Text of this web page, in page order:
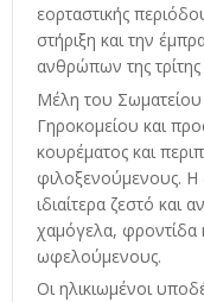
εορταστικής
στήριξη και την
ανθρώπων της τρίτης
Μέλη του Σωματείου
Γηροκομείου και
κουρέματος και
φιλοξενούμενους.
ιδιαίτερα ζεστό και
χαμόγελα, φροντίδα
ωφελούμενους.
Οι ηλικιωμένοι